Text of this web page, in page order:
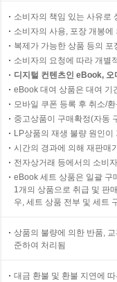
소비자의 책임 있는 사유로
소비자의 사용, 포장 개봉
복제가 가능한 상품 등의
소비자의 요청에 따라 개별
디지털 컨텐츠인 eBook,
eBook 대여 상품은 대여 기
모바일 쿠폰 등록 후 취소/
중고상품이 구매확정(자동
LP상품의 재생 불량 원인
시간의 경과에 의해 재판매
전자상거래 등에서의 소비
eBook 세트 상품은 일괄 구
1개의 상품으로 취급 및 판
우, 세트 상품 전부 및 세트
상품의 불량에 의한 반품,
준하여 처리됨
대금 환불 및 환불 지연에